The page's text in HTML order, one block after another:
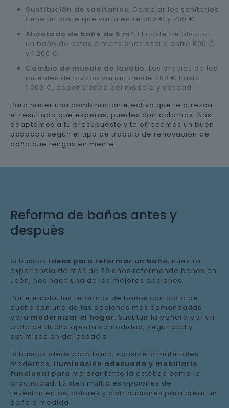
Sustitución de sanitarios: Cambiar los sanitarios
tiene un coste que varía entre 500 € y 700 €.
Alicatado de baño de 5 m²: El coste de alicatar
un baño de estas dimensiones oscila entre 800 €
y 1.200 €.
Cambio de mueble de lavabo: Los precios de los
muebles de lavabo varían desde 200 € hasta
1.000 €, dependiendo del modelo y calidad.
Para hacer una combinación efectiva que te ofrezca
el resultado que esperas, puedes contactarnos. Nos
adaptamos a tu presupuesto y te ofrecemos un buen
acabado según el tipo de trabajo de renovación de
baño que tengas en mente.
Reforma de baños antes y
después
Si buscas ideas para reformar un baño, nuestra
experiencia de más de 20 años reformando baños en
Jaén, nos hace una de las mejores opciones.
Por ejemplo, las reformas de baños con plato de
ducha son una de las opciones más demandadas
para modernizar el hogar. Sustituir la bañera por un
plato de ducha aporta comodidad, seguridad y
optimización del espacio.
Si buscas ideas para baño, considera materiales
modernos, iluminación adecuada y mobiliario
funcional para mejorar tanto la estética como la
practicidad. Existen múltiples opciones de
revestimientos, colores y distribuciones para crear un
baño a medida.